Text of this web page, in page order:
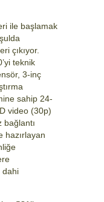
ile başlamak
çıkıyor.
teknik
3-inç
sahip 24-
video (30p)
hazırlayan
dahi